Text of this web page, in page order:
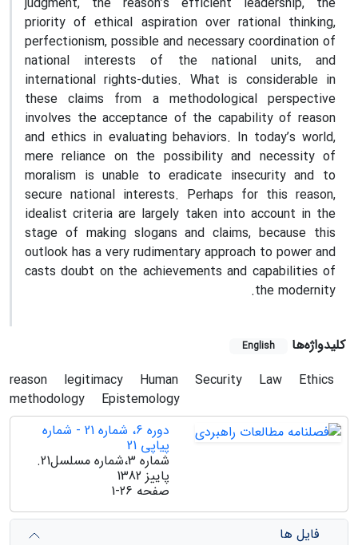
priority of ethical aspiration over rational thinking,
perfectionism, possible and necessary coordination of
national interests of the national units, and
international rights-duties. What is considerable in
these claims from a methodological perspective
involves the acceptance of the capability of reason
and ethics in evaluating behaviors. In today’s world,
mere reliance on the possibility and necessity of
moralism is unable to eradicate insecurity and to
secure national interests. Perhaps for this reason,
idealist criteria are largely taken into account in the
stage of making slogans and claims, because this
outlook has a very rudimentary approach to power and
casts doubt on the achievements and capabilities of
the modernity.
کلیدواژه‌ها English
reason legitimacy Human Security Law
Ethics
methodology
Epistemology
دوره 6، شماره 21 - شماره
پیاپی 21
شماره 3،شماره مسلسل21.
پاییز 1382
صفحه 1-26
فایل ها